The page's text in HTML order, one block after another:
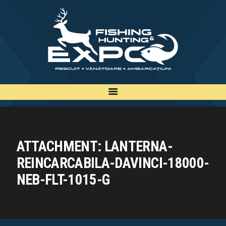
ATTACHMENT: LANTERNA-
REINCARCABILA-DAVINCI-18000-
NEB-FLT-1015-G
INFO
EXPOZANTI
EDITII
CONTACT
EN